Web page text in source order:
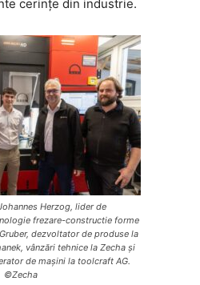
cerințe din industrie.
Herzog, lider de
frezare-constructie forme
dezvoltator de produse la
vânzări tehnice la Zecha și
de mașini la toolcraft AG.
©Zecha